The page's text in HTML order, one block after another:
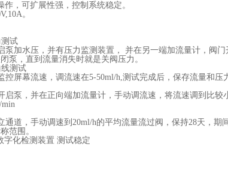
作，可扩展性强，控制系统稳定。
。
试
泵加水压，并有压力监测装置， 并在另一端加流量计，阀
泵，直到流量消失时就是关阀压力。
测试
控屏幕流速，调流速在5-50ml/h,测试完成后，保存流量和压
启泵，并在正向端加流量计，手动调流速，将流速调到比
min
通道，手动调速到20ml/h的平均流量流过阀，保持28天，
范围。